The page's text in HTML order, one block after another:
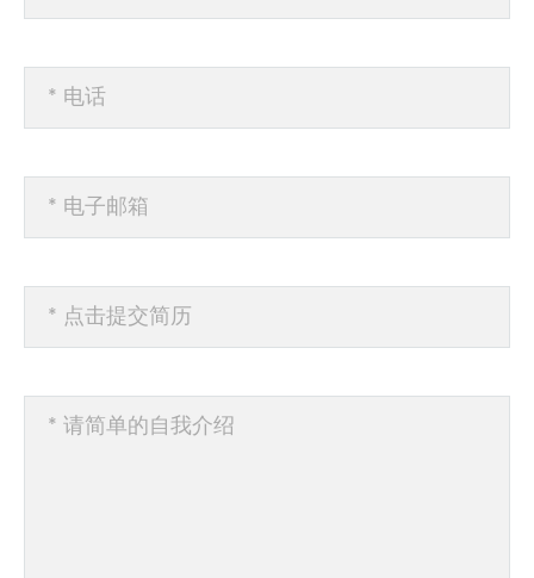
* 电话
* 电子邮箱
* 点击提交简历
* 请简单的自我介绍